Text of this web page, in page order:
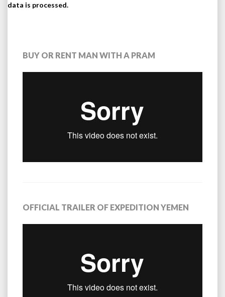
data is processed.
BUY OR RENT MAN WITH A PRAM
OFFICIAL TRAILER OF EXPEDITION YEMEN